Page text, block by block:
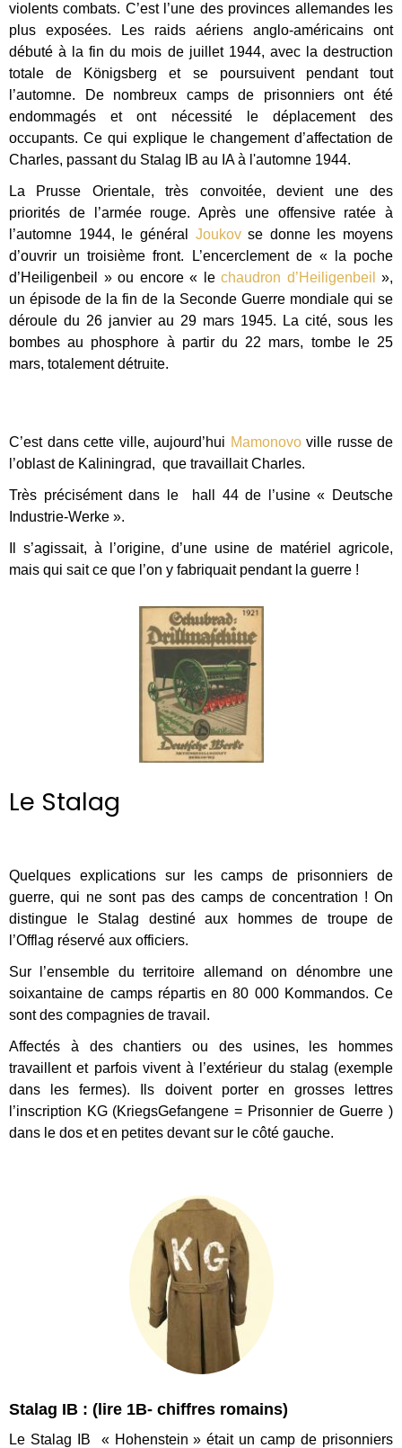
violents combats. C’est l’une des provinces allemandes les
plus exposées. Les raids aériens anglo-américains ont
débuté à la fin du mois de juillet 1944, avec la destruction
totale de Königsberg et se poursuivent pendant tout
l’automne. De nombreux camps de prisonniers ont été
endommagés et ont nécessité le déplacement des
occupants. Ce qui explique le changement d’affectation de
Charles, passant du Stalag IB au IA à l'automne 1944.
La Prusse Orientale, très convoitée, devient une des
priorités de l’armée rouge. Après une offensive ratée à
l’automne 1944, le général Joukovse donne les moyens
d’ouvrir un troisième front. L’encerclement de « la poche
d’Heiligenbeil » ou encore « le chaudron d’Heiligenbeil
»,
un épisode de la fin de la Seconde Guerre mondiale qui se
déroule du 26 janvier au 29 mars 1945. La cité, sous les
bombes au phosphore à partir du 22 mars, tombe le 25
mars, totalement détruite.
C’est dans cette ville, aujourd’hui Mamonovoville russe de
l’oblast de Kaliningrad, que travaillait Charles.
Très précisément dans le hall 44 de l’usine « Deutsche
Industrie-Werke ».
Il s’agissait, à l’origine, d’une usine de matériel agricole,
mais qui sait ce que l’on y fabriquait pendant la guerre !
Le Stalag
Quelques explications sur les camps de prisonniers de
guerre, qui ne sont pas des camps de concentration ! On
distingue le Stalag destiné aux hommes de troupe de
l’Offlag réservé aux officiers.
Sur l’ensemble du territoire allemand on dénombre une
soixantaine de camps répartis en 80 000 Kommandos. Ce
sont des compagnies de travail.
Affectés à des chantiers ou des usines, les hommes
travaillent et parfois vivent à l’extérieur du stalag (exemple
dans les fermes). Ils doivent porter en grosses lettres
l’inscription KG (KriegsGefangene = Prisonnier de Guerre )
dans le dos et en petites devant sur le côté gauche.
Stalag IB : (lire 1B- chiffres romains)
Le Stalag IB « Hohenstein » était un camp de prisonniers